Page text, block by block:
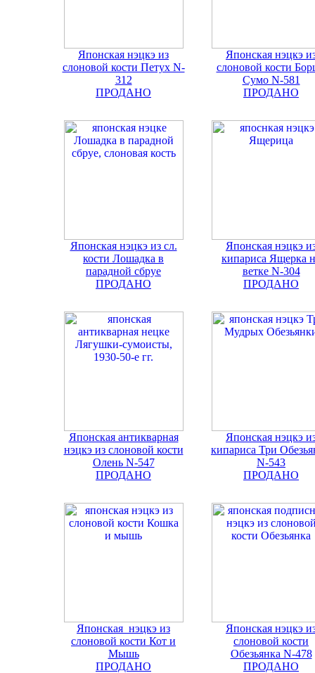
Японская нэцкэ из
слоновой кости Петух N-
312
ПРОДАНО
Японская нэцкэ
слоновой кости
Сумо N-581
ПРОДАНО
Японская нэцкэ из сл.
кости Лошадка в
парадной сбруе
ПРОДАНО
Японская нэцкэ
кипариса Ящерка
ветке N-304
ПРОДАНО
Японская антикварная
нэцкэ из слоновой кости
Олень N-547
ПРОДАНО
Японская нэцкэ
кипариса Три
N-543
ПРОДАНО
Японская нэцкэ из
слоновой кости Кот и
Мышь
ПРОДАНО
Японская нэцкэ
слоновой кости
Обезьянка N-478
ПРОДАНО